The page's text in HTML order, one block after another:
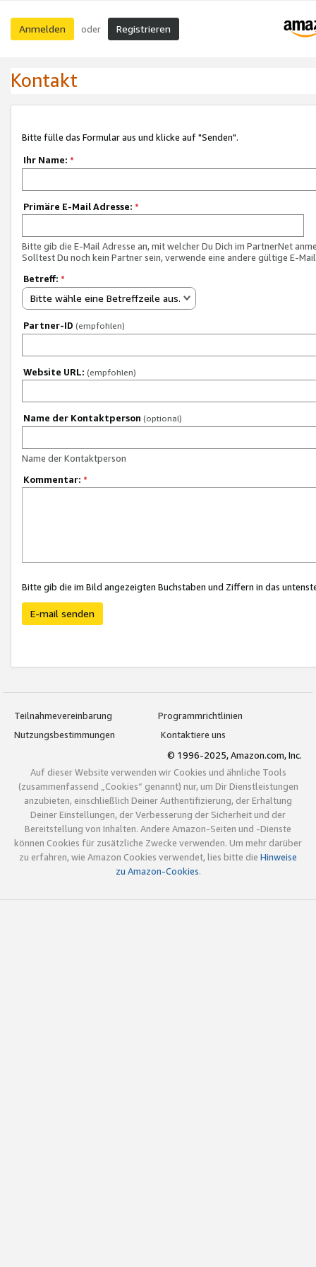
Anmelden oder Registrieren
Kontakt
Bitte fülle das Formular aus und klicke auf "Senden".
Ihr Name: *
Primäre E-Mail Adresse: *
Bitte gib die E-Mail Adresse an, mit welcher Du Dich im PartnerNet
Solltest Du noch kein Partner sein, verwende eine andere gültige E-
Betreff: *
Bitte wähle eine Betreffzeile aus.
Partner-ID (empfohlen)
Website URL: (empfohlen)
Name der Kontaktperson (optional)
Name der Kontaktperson
Kommentar: *
Bitte gib die im Bild angezeigten Buchstaben und Ziffern in das
E-mail senden
Teilnahmevereinbarung
Programmrichtlinien
Nutzungsbestimmungen
Kontaktiere uns
© 1996-2025, Amazon.com, Inc.
Auf dieser Website verwenden wir Cookies und ähnliche Tools
(zusammenfassend „Cookies“ genannt) nur, um Dir Dienstleistungen
anzubieten, einschließlich Deiner Authentifizierung, der Erhaltung
Deiner Einstellungen, der Verbesserung der Sicherheit und der
Bereitstellung von Inhalten. Andere Amazon-Seiten und -Dienste
können Cookies für zusätzliche Zwecke verwenden. Um mehr darüber
zu erfahren, wie Amazon Cookies verwendet, lies bitte die Hinweise
zu Amazon-Cookies.